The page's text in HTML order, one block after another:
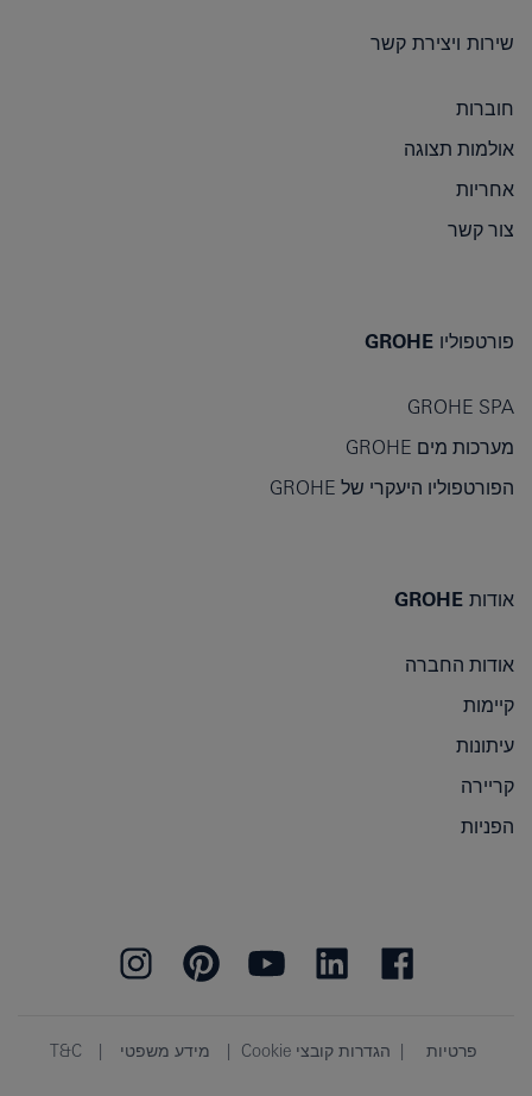
שירות ויצירת קשר
חוברות
אולמות תצוגה
אחריות
צור קשר
פורטפוליו GROHE
GROHE SPA
מערכות מים GROHE
הפורטפוליו היעקרי של GROHE
אודות GROHE
אודות החברה
קיימות
עיתונות
קריירה
הפניות
פרטיות הגדרות קובצי Cookie מידע משפטי T&C